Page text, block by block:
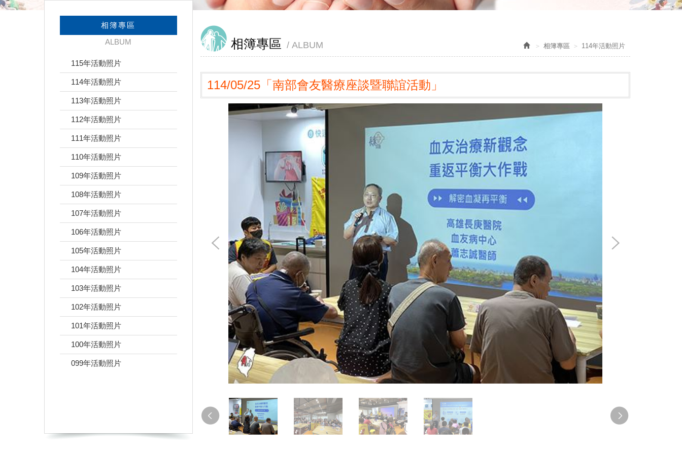
相簿專區
ALBUM
115年活動照片
114年活動照片
113年活動照片
112年活動照片
111年活動照片
110年活動照片
109年活動照片
108年活動照片
107年活動照片
106年活動照片
105年活動照片
104年活動照片
103年活動照片
102年活動照片
101年活動照片
100年活動照片
099年活動照片
相簿專區 114年活動照片
相簿專區 ALBUM
114/05/25「南部會友醫療座談暨聯誼活動」